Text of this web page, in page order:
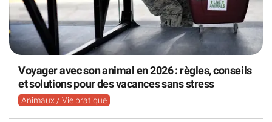
Voyager avec son animal en 2026 : règles, conseils
et solutions pour des vacances sans stress
Animaux / Vie pratique